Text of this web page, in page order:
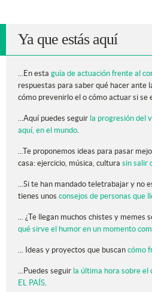
Ya que estás aquí
...En esta guía de actuación frente al
respuestas para saber qué hacer ante
cómo prevenirlo el o cómo actuar si se
...Aquí puedes seguir la progresión del
aquí, en el mundo.
...Te proponemos ideas para pasar
casa: ejercicio, música, cultura sin salir
...Si te han mandado teletrabajar y no
tienes unos consejos de personas que
... ¿Te llegan muchos chistes y memes
qué sirve el humor en un momento
... Ideas y proyectos que buscan cómo
...Puedes seguir la última hora sobre el
EL PAÍS.